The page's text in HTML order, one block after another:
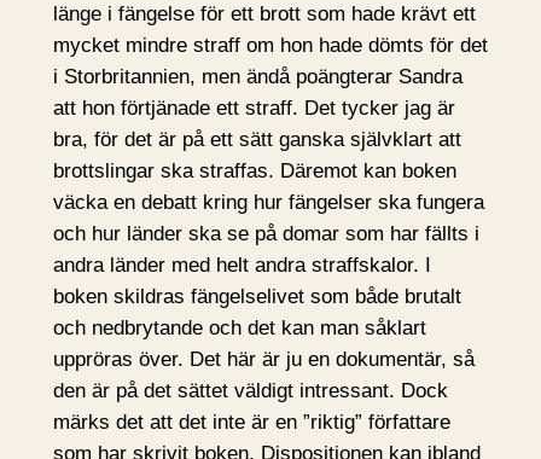
länge i fängelse för ett brott som hade krävt ett
mycket mindre straff om hon hade dömts för det
i Storbritannien, men ändå poängterar Sandra
att hon förtjänade ett straff. Det tycker jag är
bra, för det är på ett sätt ganska självklart att
brottslingar ska straffas. Däremot kan boken
väcka en debatt kring hur fängelser ska fungera
och hur länder ska se på domar som har fällts i
andra länder med helt andra straffskalor. I
boken skildras fängelselivet som både brutalt
och nedbrytande och det kan man såklart
uppröras över. Det här är ju en dokumentär, så
den är på det sättet väldigt intressant. Dock
märks det att det inte är en ”riktig” författare
som har skrivit boken. Dispositionen kan ibland